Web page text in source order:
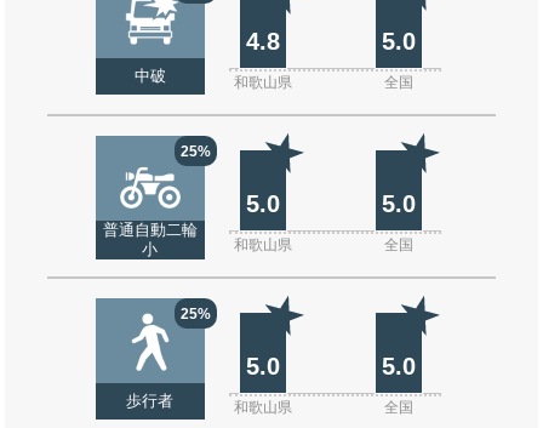
中破
4.8 5.0
和歌山県 全国
25%
普通自動二輪
小
5.0 5.0
和歌山県 全国
25%
歩行者
5.0 5.0
和歌山県 全国